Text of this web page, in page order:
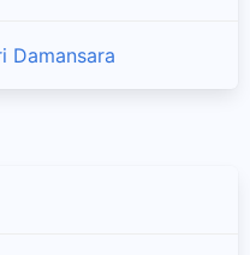
Damansara